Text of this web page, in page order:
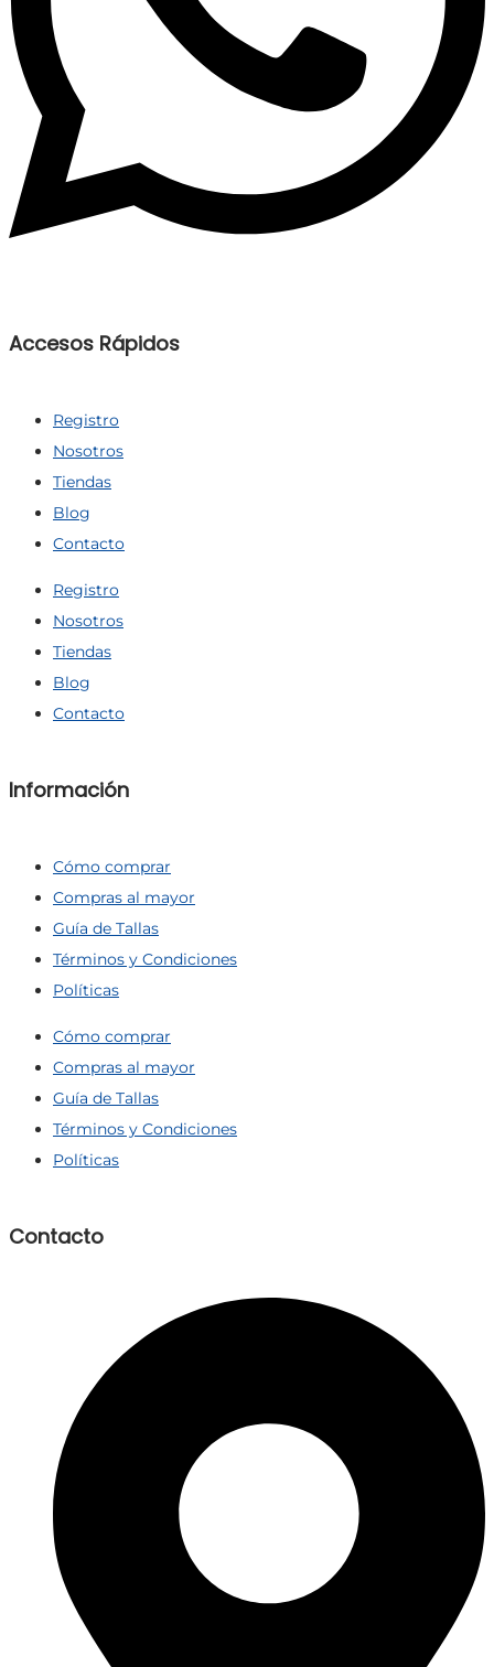
Accesos Rápidos
Registro
Nosotros
Tiendas
Blog
Contacto
Registro
Nosotros
Tiendas
Blog
Contacto
Información
Cómo comprar
Compras al mayor
Guía de Tallas
Términos y Condiciones
Políticas
Cómo comprar
Compras al mayor
Guía de Tallas
Términos y Condiciones
Políticas
Contacto